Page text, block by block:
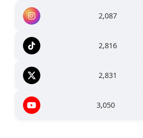
2,087
2,816
2,831
3,050